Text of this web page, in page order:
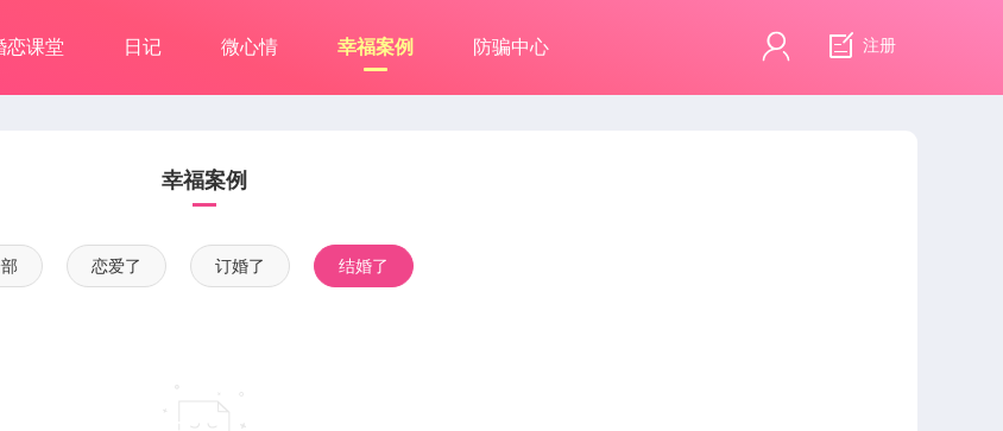
恋课堂 日记 微心情 幸福案例 防骗中心 注册
幸福案例
恋爱了 订婚了 结婚了